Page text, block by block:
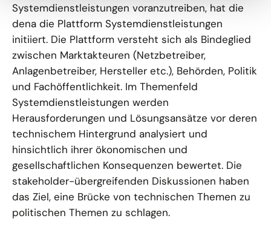
Systemdienstleistungen voranzutreiben, hat die
dena die Plattform Systemdienstleistungen
initiiert. Die Plattform versteht sich als Bindeglied
zwischen Marktakteuren (Netzbetreiber,
Anlagenbetreiber, Hersteller etc.), Behörden, Politik
und Fachöffentlichkeit. Im Themenfeld
Systemdienstleistungen werden
Herausforderungen und Lösungsansätze vor deren
technischem Hintergrund analysiert und
hinsichtlich ihrer ökonomischen und
gesellschaftlichen Konsequenzen bewertet. Die
stakeholder-übergreifenden Diskussionen haben
das Ziel, eine Brücke von technischen Themen zu
politischen Themen zu schlagen.